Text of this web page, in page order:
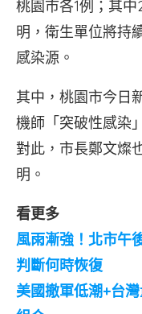
桃園市各1例；其
明，衛生單位將持
感染源。
其中，桃園市今日
機師「突破性感染
對此，市長鄭文燦
明。
看更多
風雨漸強！北市午
判斷何時恢復
美國撤軍低潮+台